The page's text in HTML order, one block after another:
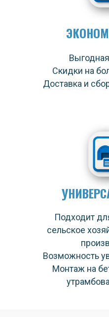
Скидки на
Доставка и
Подходит
сельское
Возможность
Монтаж на